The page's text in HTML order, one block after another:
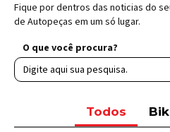
Fique por dentros das noticias do
de Autopeças em um só lugar.
O que você procura?
Todos